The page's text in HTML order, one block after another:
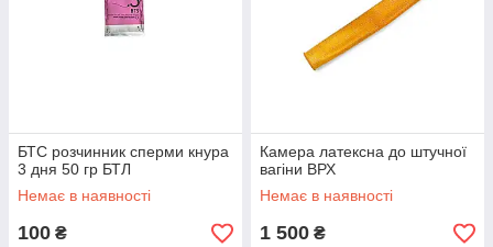
БТС розчинник сперми кнура
3 дня 50 гр БТЛ
Немає в наявності
100 ₴
Камера латексна до штучної
вагіни ВРХ
Немає в наявності
1 500 ₴